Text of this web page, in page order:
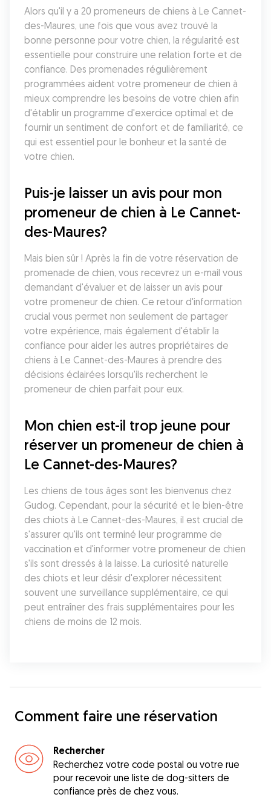
Alors qu'il y a 20 promeneurs de chiens à Le Cannet-
des-Maures, une fois que vous avez trouvé la
bonne personne pour votre chien, la régularité est
essentielle pour construire une relation forte et de
confiance. Des promenades régulièrement
programmées aident votre promeneur de chien à
mieux comprendre les besoins de votre chien afin
d'établir un programme d'exercice optimal et de
fournir un sentiment de confort et de familiarité, ce
qui est essentiel pour le bonheur et la santé de
votre chien.
Puis-je laisser un avis pour mon
promeneur de chien à Le Cannet-
des-Maures?
Mais bien sûr ! Après la fin de votre réservation de
promenade de chien, vous recevrez un e-mail vous
demandant d'évaluer et de laisser un avis pour
votre promeneur de chien. Ce retour d'information
crucial vous permet non seulement de partager
votre expérience, mais également d'établir la
confiance pour aider les autres propriétaires de
chiens à Le Cannet-des-Maures à prendre des
décisions éclairées lorsqu'ils recherchent le
promeneur de chien parfait pour eux.
Mon chien est-il trop jeune pour
réserver un promeneur de chien à
Le Cannet-des-Maures?
Les chiens de tous âges sont les bienvenus chez
Gudog. Cependant, pour la sécurité et le bien-être
des chiots à Le Cannet-des-Maures, il est crucial de
s'assurer qu'ils ont terminé leur programme de
vaccination et d'informer votre promeneur de chien
s'ils sont dressés à la laisse. La curiosité naturelle
des chiots et leur désir d'explorer nécessitent
souvent une surveillance supplémentaire, ce qui
peut entraîner des frais supplémentaires pour les
chiens de moins de 12 mois.
Comment faire une réservation
Rechercher
Recherchez votre code postal ou votre rue
pour recevoir une liste de dog-sitters de
confiance près de chez vous.